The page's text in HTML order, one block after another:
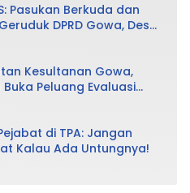
Pasukan Berkuda dan
DPRD Gowa, Desak
Kesultanan Gowa,
Peluang Evaluasi
Direvisi Bahkan Diganti
di TPA: Jangan
Kalau Ada Untungnya!